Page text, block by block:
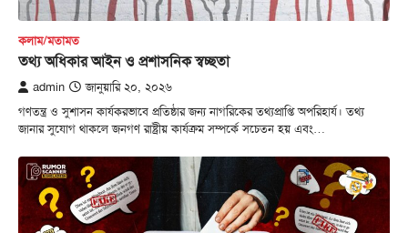
কলাম/মতামত
তথ্য অধিকার আইন ও প্রশাসনিক স্বচ্ছতা
admin
জানুয়ারি ২০, ২০২৬
গণতন্ত্র ও সুশাসন কার্যকরভাবে প্রতিষ্ঠার জন্য নাগরিকের তথ্যপ্রাপ্তি অপরিহার্য। তথ্য
জানার সুযোগ থাকলে জনগণ রাষ্ট্রীয় কার্যক্রম সম্পর্কে সচেতন হয় এবং…